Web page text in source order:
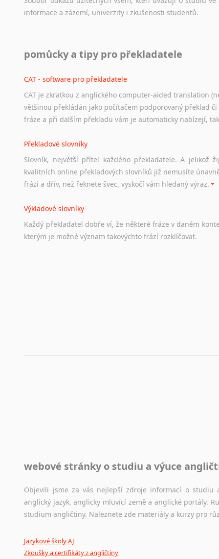
informace a zázemí, univerzity i zkušenosti studentů.
Odkazy poskytující cenné informace nekomerčního
Studium v Austrálii
Soubor odkazů užitečných všem, kteří uvažují o studiu v
a zázemí, australské univerzity a samozřejmě i osobní
Práce v Austrálii
Odkazy poskytující cenné informace nekomerčního
hledat práci na internetu případně osobní zkušenosti
Hledáte-li
práci
stejná obecná pravidla, jako pro český životopis. Tak dost
pomůcky a tipy pro překladatele
CAT - software pro překladatele
CAT je zkratkou z anglického computer-aided translation
většinou překládán jako počítačem podporovaný překlad
fráze a při dalším překladu vám je automaticky nabízejí,
Překladové slovníky
Slovník, největší přítel každého překladatele. A jelikož
kvalitních online překladových slovníků již nemusíte
frázi a dřív, než řeknete švec, vyskočí vám hledaný výraz.
Výkladové slovníky
Každý překladatel dobře ví, že některé fráze v daném
kterým je možné význam takovýchto frází rozklíčovat.
Jazykový korpus je elektronický soubor autentických
původního zdroje textu.
Ostatní pomůcky pro překladatele
poradny a pravidla
webové stránky o studiu a výuce
Objevili jsme za vás nejlepší zdroje informací o studiu
anglický jazyk, anglicky mluvící země a anglické portály.
studium angličtiny. Naleznete zde materiály a kurzy pro
Jazykové školy AJ
Zkoušky a certifikáty z angličtiny